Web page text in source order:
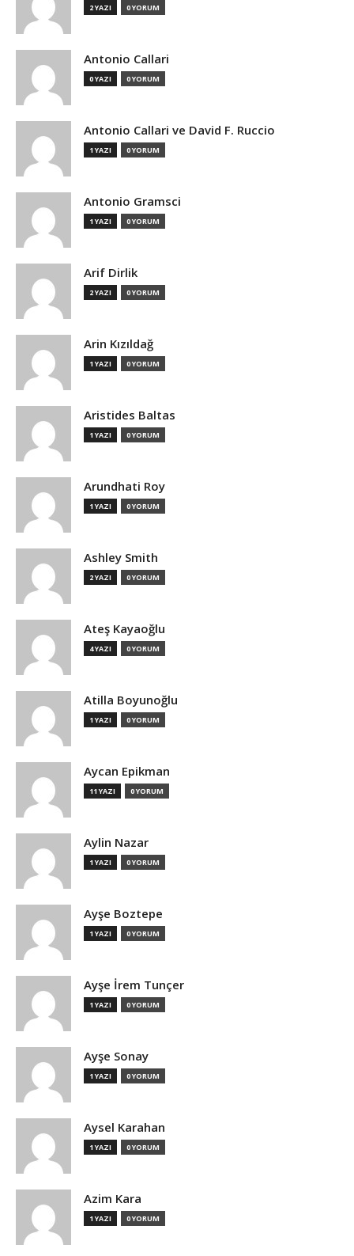
2 YAZI 0 YORUM
Antonio Callari
0 YAZI 0 YORUM
Antonio Callari ve David F. Ruccio
1 YAZI 0 YORUM
Antonio Gramsci
1 YAZI 0 YORUM
Arif Dirlik
2 YAZI 0 YORUM
Arin Kızıldağ
1 YAZI 0 YORUM
Aristides Baltas
1 YAZI 0 YORUM
Arundhati Roy
1 YAZI 0 YORUM
Ashley Smith
2 YAZI 0 YORUM
Ateş Kayaoğlu
4 YAZI 0 YORUM
Atilla Boyunoğlu
1 YAZI 0 YORUM
Aycan Epikman
11 YAZI 0 YORUM
Aylin Nazar
1 YAZI 0 YORUM
Ayşe Boztepe
1 YAZI 0 YORUM
Ayşe İrem Tunçer
1 YAZI 0 YORUM
Ayşe Sonay
1 YAZI 0 YORUM
Aysel Karahan
1 YAZI 0 YORUM
Azim Kara
1 YAZI 0 YORUM